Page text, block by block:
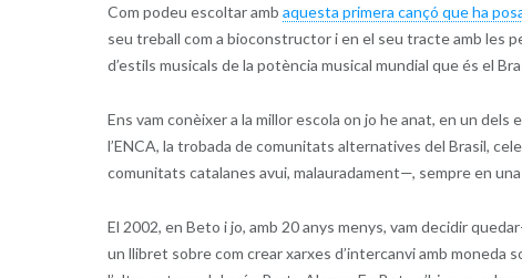
Com podeu escoltar amb aquesta primera cançó que ha
seu treball com a bioconstructor i en el seu tracte amb les
d’estils musicals de la potència musical mundial que és el
Ens vam conèixer a la millor escola on jo he anat, en un
l’ENCA, la trobada de comunitats alternatives del Brasil,
comunitats catalanes avui, malauradament—, sempre en
El 2002, en Beto i jo, amb 20 anys menys, vam decidir
un llibret sobre com crear xarxes d’intercanvi amb moneda